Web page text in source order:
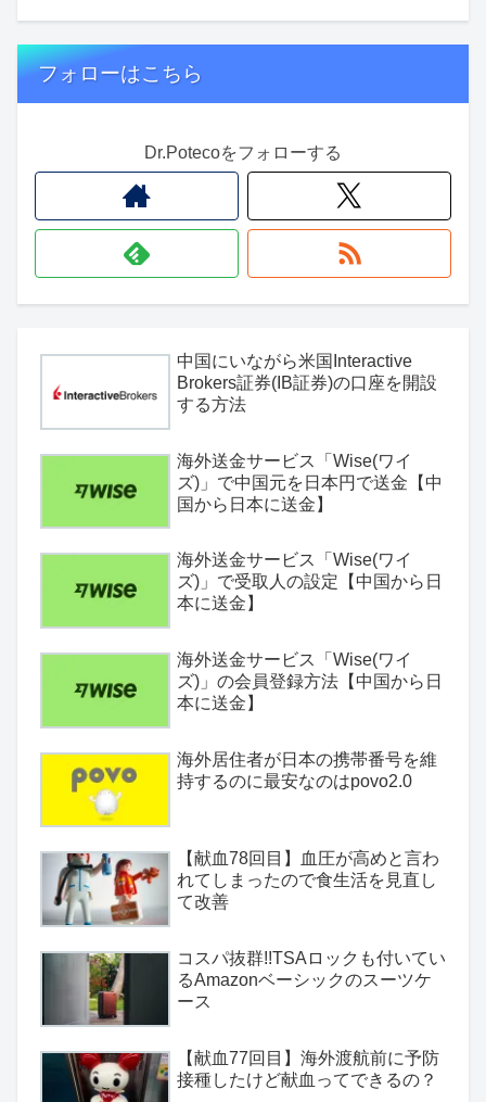
フォローはこちら
Dr.Potecoをフォローする
中国にいながら米国Interactive
Brokers証券(IB証券)の口座を開設
する方法
海外送金サービス「Wise(ワイ
ズ)」で中国元を日本円で送金【中
国から日本に送金】
海外送金サービス「Wise(ワイ
ズ)」で受取人の設定【中国から日
本に送金】
海外送金サービス「Wise(ワイ
ズ)」の会員登録方法【中国から日
本に送金】
海外居住者が日本の携帯番号を維
持するのに最安なのはpovo2.0
【献血78回目】血圧が高めと言わ
れてしまったので食生活を見直し
て改善
コスパ抜群!!TSAロックも付いてい
るAmazonベーシックのスーツケ
ース
【献血77回目】海外渡航前に予防
接種したけど献血ってできるの？